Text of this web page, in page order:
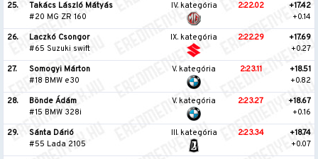
25.
Takács László Mátyás
#20 MG ZR 160
IV. kategória 2:22.02
+17.42
+0.14
26.
Laczkó Csongor
#65 Suzuki swift
IX. kategória 2:22.29
+17.69
+0.27
27.
Somogyi Márton
#18 BMW e30
V. kategória 2:23.11
+18.51
+0.82
28.
Bönde Ádám
#15 BMW 328i
V. kategória 2:23.27
+18.67
+0.16
29.
Sánta Dárió
#55 Lada 2105
III. kategória 2:23.34
+18.74
+0.07